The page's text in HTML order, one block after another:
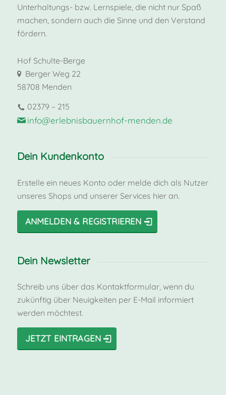
Unterhaltungs- bzw. Lernspiele, die nicht nur Spaß
machen, sondern auch die Sinne und den Verstand
fördern.
Hof Schulte-Berge
Berger Weg 22
58708 Menden
02379 – 215
info@erlebnisbauernhof-menden.de
Dein Kundenkonto
Erstelle ein neues Konto oder melde dich als Nutzer
unseres Shops und unserer Services hier an.
ANMELDEN & REGISTRIEREN
Dein Newsletter
Schreib uns über das Kontaktformular, wenn du
zukünftig über Neuigkeiten per E-Mail informiert
werden möchtest.
JETZT EINTRAGEN